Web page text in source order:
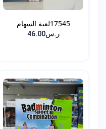
17545لعبة السهام
ر.س46.00